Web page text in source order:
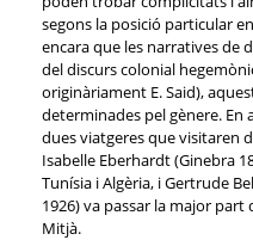
segons la posició particular
encara que les narratives de
del discurs colonial
originàriament E. Said),
determinades pel gènere. En
dues viatgeres que visitaren
Isabelle Eberhardt (Ginebra
Tunísia i Algèria, i Gertrude
1926) va passar la major
Mitjà.